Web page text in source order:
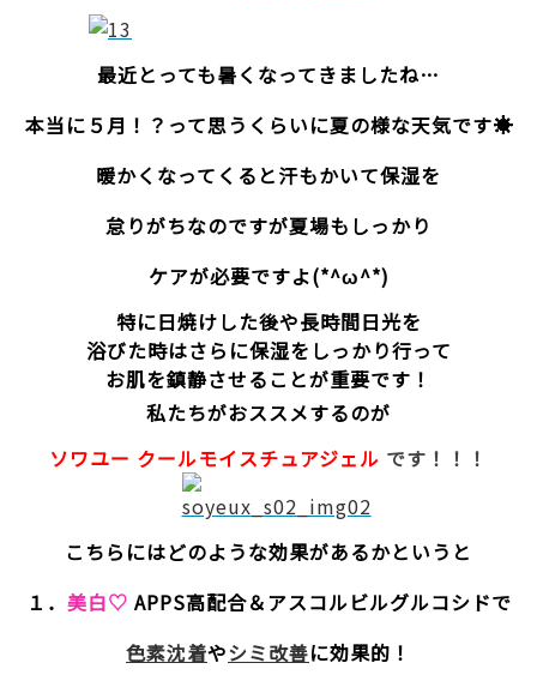
最近とっても暑くなってきましたね…
本当に５月！？って思うくらいに夏の様な天気です☀
暖かくなってくると汗もかいて保湿を
怠りがちなのですが夏場もしっかり
ケアが必要ですよ(*^ω^*)
特に日焼けした後や長時間日光を
浴びた時はさらに保湿をしっかり行って
お肌を鎮静させることが重要です！
私たちがおススメするのが
ソワユー クールモイスチュアジェル です！！！
こちらにはどのような効果があるかというと
１． 美白♡ APPS高配合＆アスコルビルグルコシドで
色素沈着やシミ改善に効果的！